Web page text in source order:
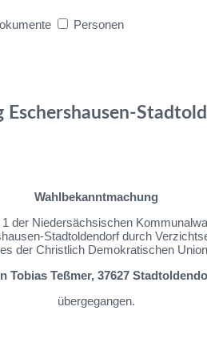
Personen
Wahlbekanntmachung
Niedersächsischen
Stadtoldendorf durch
der Christlich Demokratischen
Tobias Teßmer, 37627
übergegangen.